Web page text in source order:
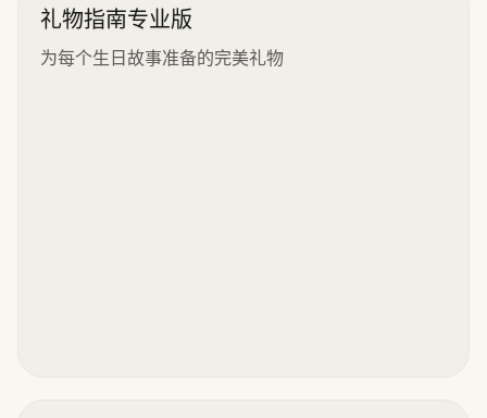
礼物指南专业版
为每个生日故事准备的完美礼物